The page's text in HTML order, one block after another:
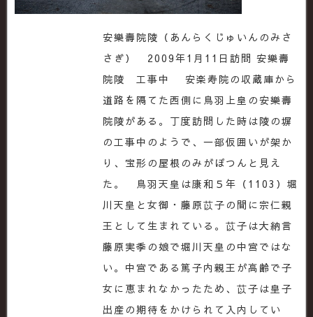
安樂壽院陵（あんらくじゅいんのみさ
さぎ） 2009年1月11日訪問 安樂壽
院陵 工事中 安楽寿院の収蔵庫から
道路を隔てた西側に鳥羽上皇の安樂壽
院陵がある。丁度訪問した時は陵の塀
の工事中のようで、一部仮囲いが架か
り、宝形の屋根のみがぽつんと見え
た。 鳥羽天皇は康和５年（1103）堀
川天皇と女御・藤原苡子の間に宗仁親
王として生まれている。苡子は大納言
藤原実季の娘で堀川天皇の中宮ではな
い。中宮である篤子内親王が高齢で子
女に恵まれなかったため、苡子は皇子
出産の期待をかけられて入内してい